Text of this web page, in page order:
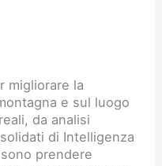
migliorare la
e sul luogo
da analisi
di Intelligenza
prendere